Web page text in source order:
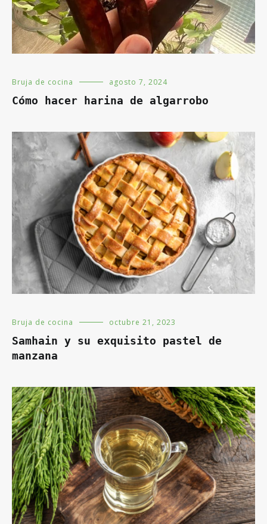
Bruja de cocina agosto 7, 2024
Cómo hacer harina de algarrobo
Bruja de cocina octubre 21, 2023
Samhain y su exquisito pastel de
manzana